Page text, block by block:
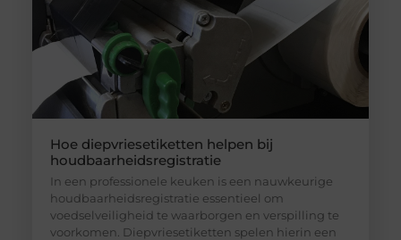
Hoe diepvriesetiketten helpen bij
houdbaarheidsregistratie
In een professionele keuken is een nauwkeurige
houdbaarheidsregistratie essentieel om
voedselveiligheid te waarborgen en verspilling te
voorkomen. Diepvriesetiketten spelen hierin een